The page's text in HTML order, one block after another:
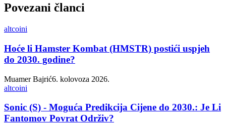
Povezani članci
altcoini
Hoće li Hamster Kombat (HMSTR) postići uspjeh
do 2030. godine?
Muamer Bajrić6. kolovoza 2026.
altcoini
Sonic (S) - Moguća Predikcija Cijene do 2030.: Je Li
Fantomov Povrat Održiv?